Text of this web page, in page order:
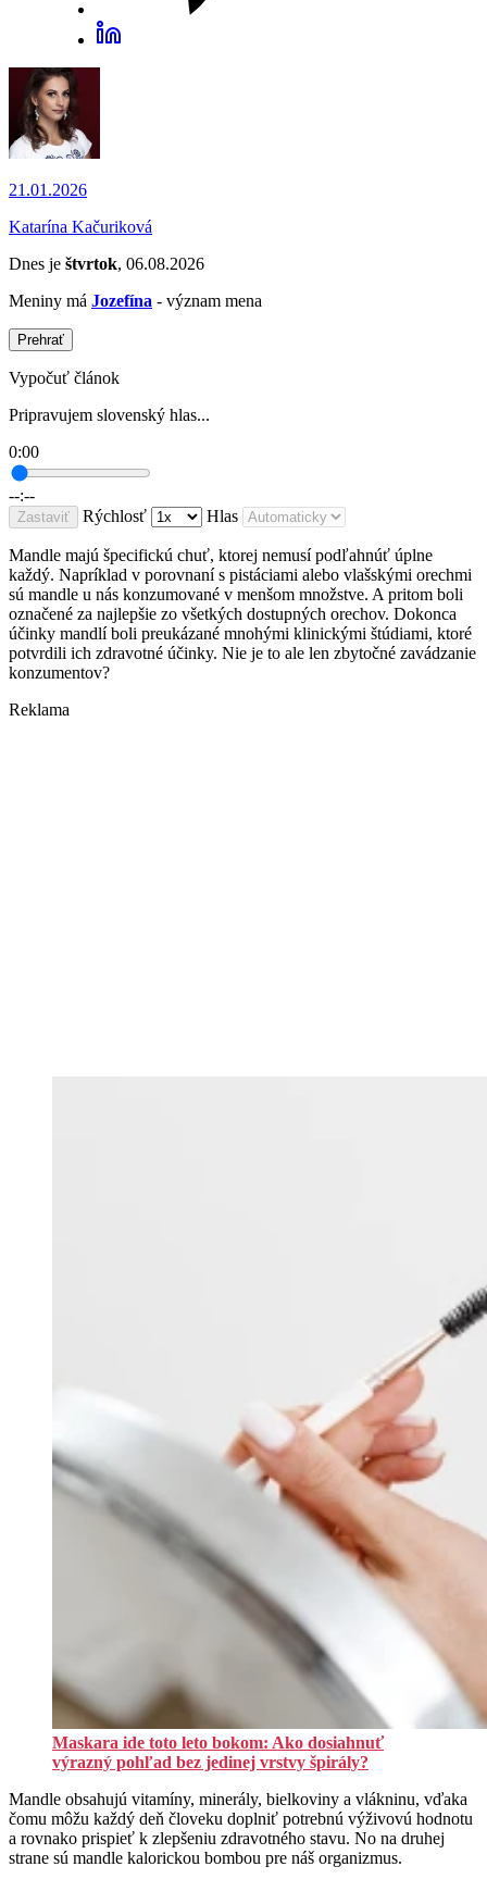
21.01.2026
Katarína Kačuriková
Dnes je štvrtok, 06.08.2026
Meniny má Jozefína - význam mena
Prehrať
Vypočuť článok
Pripravujem slovenský hlas...
0:00
--:--
Zastaviť Rýchlosť Hlas
Mandle majú špecifickú chuť, ktorej nemusí podľahnúť úplne
každý. Napríklad v porovnaní s pistáciami alebo vlašskými orechmi
sú mandle u nás konzumované v menšom množstve. A pritom boli
označené za najlepšie zo všetkých dostupných orechov. Dokonca
účinky mandlí boli preukázané mnohými klinickými štúdiami, ktoré
potvrdili ich zdravotné účinky. Nie je to ale len zbytočné zavádzanie
konzumentov?
Reklama
Maskara ide toto leto bokom: Ako dosiahnuť
výrazný pohľad bez jedinej vrstvy špirály?
Mandle obsahujú vitamíny, minerály, bielkoviny a vlákninu, vďaka
čomu môžu každý deň človeku doplniť potrebnú výživovú hodnotu
a rovnako prispieť k zlepšeniu zdravotného stavu. No na druhej
strane sú mandle kalorickou bombou pre náš organizmus.